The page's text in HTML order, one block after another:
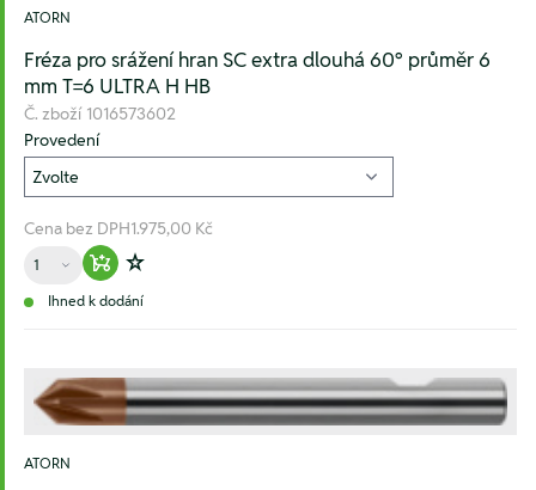
ATORN
Fréza pro srážení hran SC extra dlouhá 60° průměr 6
mm T=6 ULTRA H HB
Č. zboží 1016573602
Provedení
Cena bez DPH1.975,00 Kč
Množství
Warenkorb hinzufügen
Zur Wunschliste hinzufügen
Ihned k dodání
ATORN